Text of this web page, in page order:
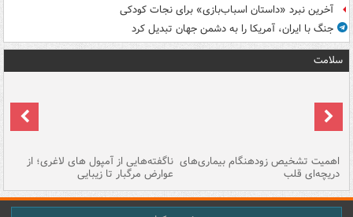
آخرین نبرد «داستان اسباب‌بازی» برای نجات کودکی
جنگ با ایران، آمریکا را به دشمن جهان تبدیل کرد
سلامت
اهمیت تشخیص زودهنگام بیماری‌های
دریچه‌ای قلب
ناگفته‌هایی از آمپول های لاغری؛ از
عوارض مرگبار تا زیبایی